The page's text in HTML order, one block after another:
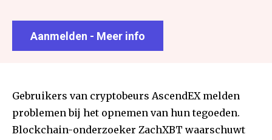
Aanmelden - Meer info
Gebruikers van cryptobeurs AscendEX melden
problemen bij het opnemen van hun tegoeden.
Blockchain-onderzoeker ZachXBT waarschuwt